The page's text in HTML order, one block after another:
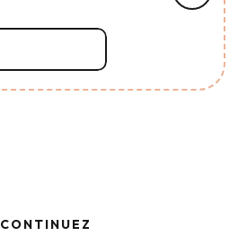
CONTINUEZ